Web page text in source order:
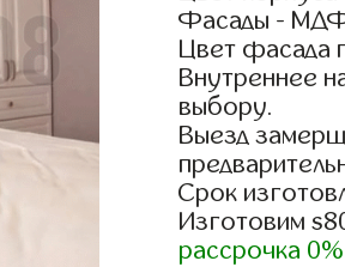
Фасады -
Цвет фасада
Внутреннее
выбору.
Выезд
Срок
Изготовим
рассрочка